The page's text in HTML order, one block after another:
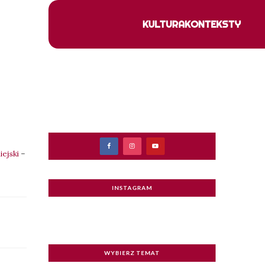
KULTURAKONTEKSTY
–
INSTAGRAM
WYBIERZ TEMAT